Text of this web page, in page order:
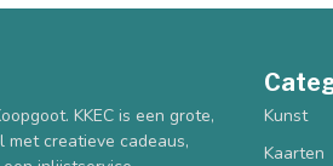
KKEC is een grote,
met creatieve cadeaus,
Kunst
Kaarten